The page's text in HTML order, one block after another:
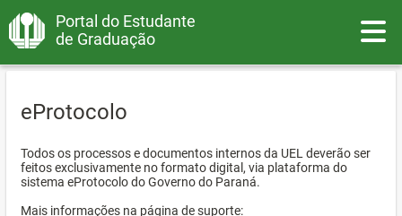
Portal do Estudante
de Graduação
eProtocolo
Todos os processos e documentos internos da UEL deverão ser
feitos exclusivamente no formato digital, via plataforma do
sistema eProtocolo do Governo do Paraná.
Mais informações na página de suporte: